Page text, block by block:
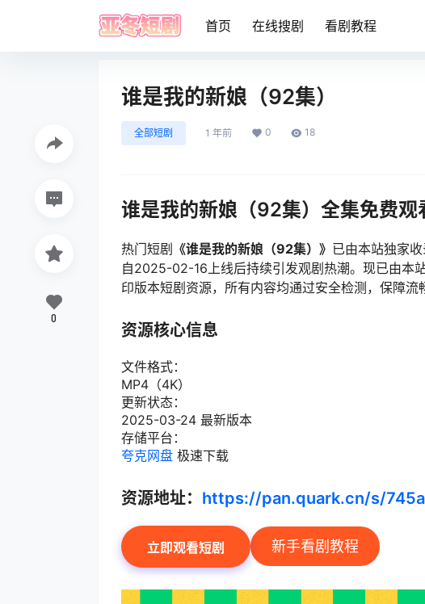
首页 在线搜剧 看剧教程
谁是我的新娘（92集）
全部短剧 1 年前 0 18
谁是我的新娘（92集）全集免费观
热门短剧 《谁是我的新娘（92集）》 已由本站独家
自2025-02-16上线后持续引发观剧热潮。现已由本
印版本短剧资源，所有内容均通过安全检测，保障流
资源核心信息
文件格式：
MP4（4K）
更新状态：
2025-03-24 最新版本
存储平台：
夸克网盘 极速下载
资源地址： https://pan.quark.cn/s/
立即观看短剧 新手看剧教程
0